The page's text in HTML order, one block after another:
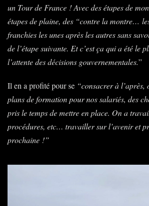
un Tour de France ! Avec des étapes de
étapes de plaine, des “contre la montre…
franchies les unes après les autres sans
de l’étape suivante. Et c’est ça qui a été le
l’attente des décisions gouvernementales.”
Il en a profité pour se “consacrer à
plans de formation pour nos salariés, des
pris le temps de mettre en place. On a
procédures, etc… travailler sur l’avenir et
prochaine !”